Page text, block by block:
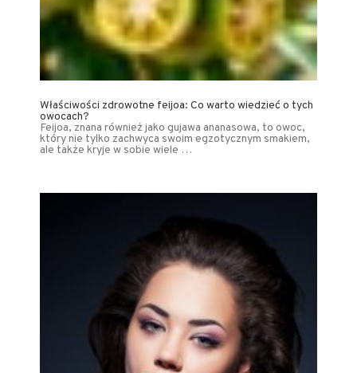
Właściwości zdrowotne feijoa: Co warto wiedzieć o tych
owocach?
Feijoa, znana również jako gujawa ananasowa, to owoc,
który nie tylko zachwyca swoim egzotycznym smakiem,
ale także kryje w sobie wiele …